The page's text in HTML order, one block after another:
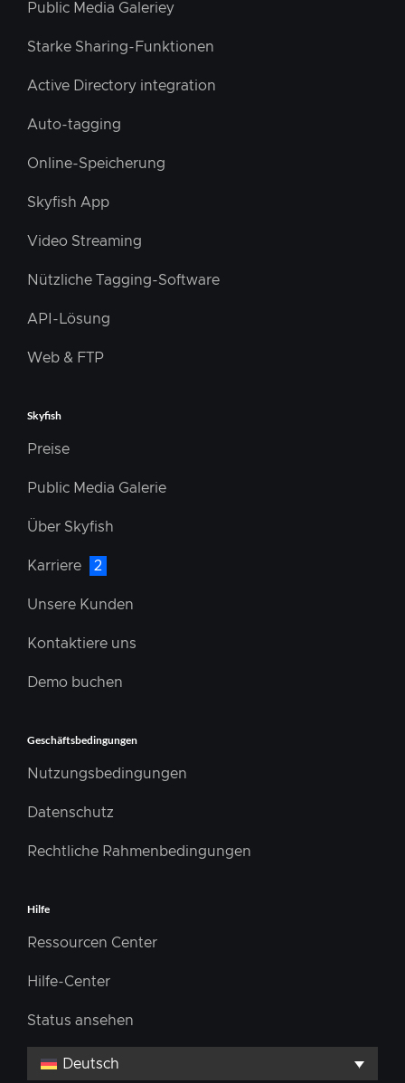
Public Media Galeriey
Starke Sharing-Funktionen
Active Directory integration
Auto-tagging
Online-Speicherung
Skyfish App
Video Streaming
Nützliche Tagging-Software
API-Lösung
Web & FTP
Skyfish
Preise
Public Media Galerie
Über Skyfish
Karriere 2
Unsere Kunden
Kontaktiere uns
Demo buchen
Geschäftsbedingungen
Nutzungsbedingungen
Datenschutz
Rechtliche Rahmenbedingungen
Hilfe
Ressourcen Center
Hilfe-Center
Status ansehen
Deutsch